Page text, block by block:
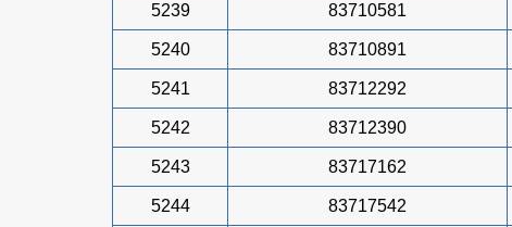
5239 83710581
5240 83710891
5241 83712292
5242 83712390
5243 83717162
5244 83717542